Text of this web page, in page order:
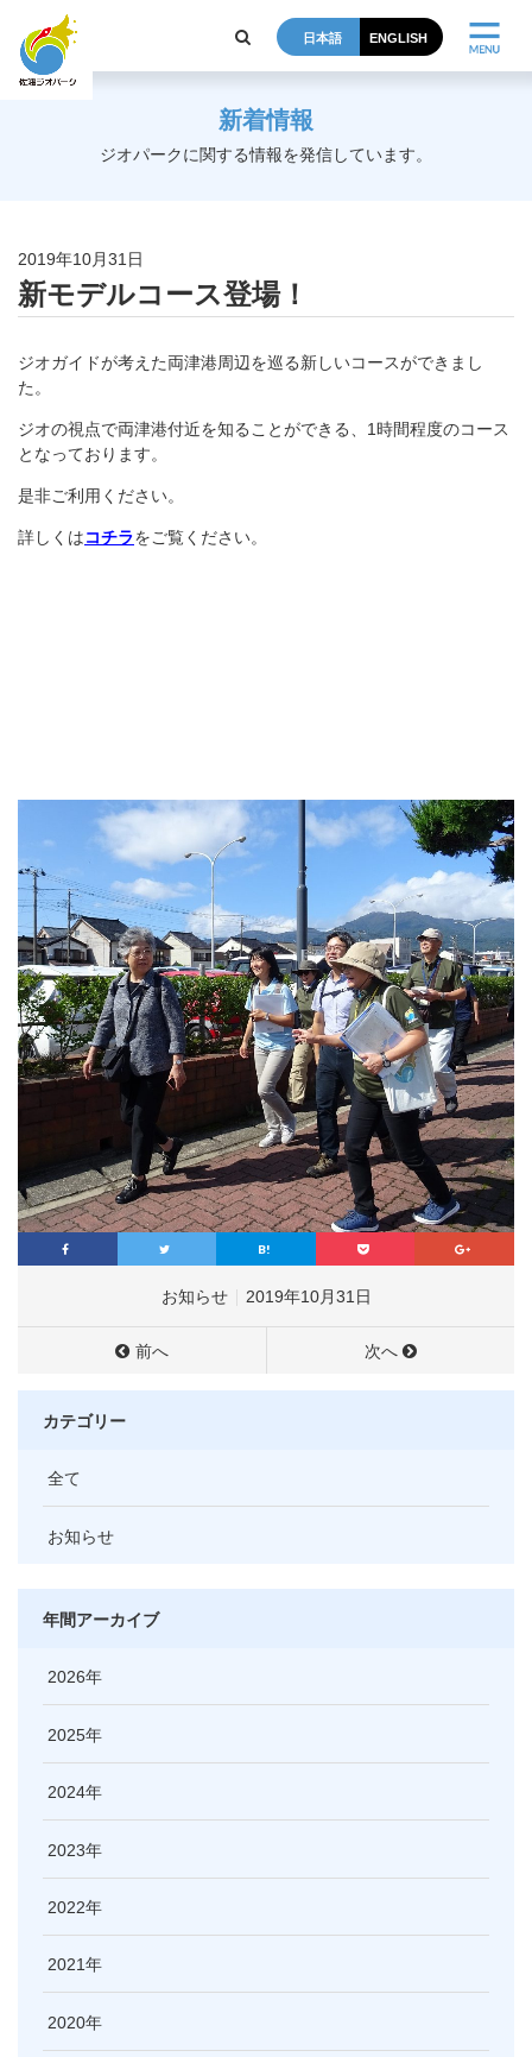
日本語 ENGLISH
新着情報
ジオパークに関する情報を発信しています。
2019年10月31日
新モデルコース登場！
ジオガイドが考えた両津港周辺を巡る新しいコースができまし
た。
ジオの視点で両津港付近を知ることができる、1時間程度のコース
となっております。
是非ご利用ください。
詳しくはコチラをご覧ください。
お知らせ 2019年10月31日
前へ 次へ
カテゴリー
全て
お知らせ
年間アーカイブ
2026
2025
2024
2023
2022
2021
2020